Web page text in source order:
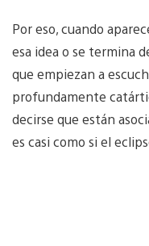
Por eso, cuando
esa idea o se termina
que empiezan a
profundamente
decirse que están
es casi como si el